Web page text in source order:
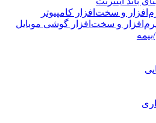
و سخت‌افزار کامپیوتر
و سخت‌افزار گوشی موبایل